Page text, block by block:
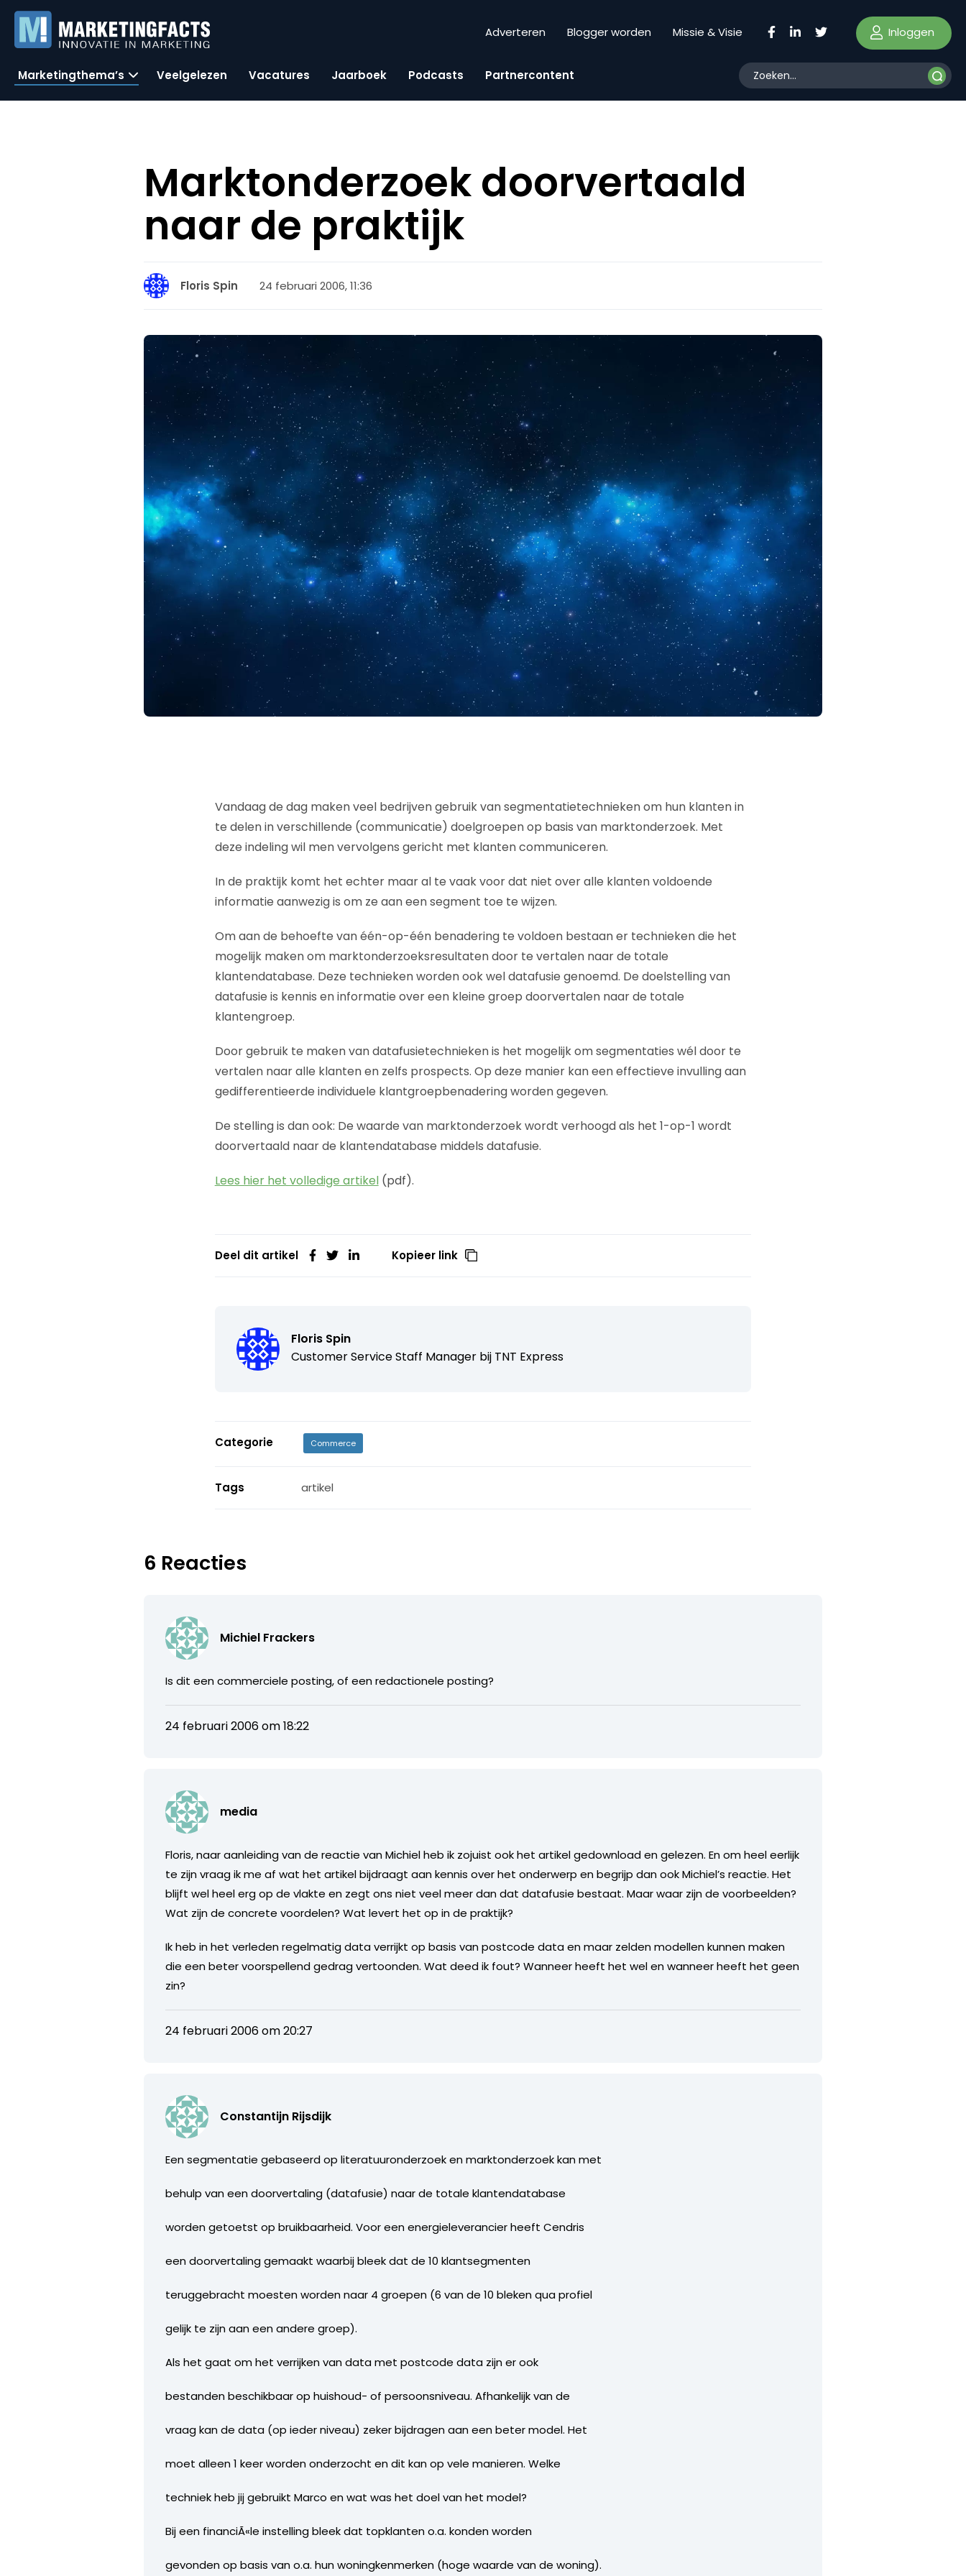
Adverteren Blogger worden Missie & Visie Inloggen
Marketingthema’s Veelgelezen Vacatures Jaarboek Podcasts Partnercontent
Marktonderzoek doorvertaald
naar de praktijk
Floris Spin 24 februari 2006, 11:36
Vandaag de dag maken veel bedrijven gebruik van segmentatietechnieken om hun klanten in
te delen in verschillende (communicatie) doelgroepen op basis van marktonderzoek. Met
deze indeling wil men vervolgens gericht met klanten communiceren.
In de praktijk komt het echter maar al te vaak voor dat niet over alle klanten voldoende
informatie aanwezig is om ze aan een segment toe te wijzen.
Om aan de behoefte van één-op-één benadering te voldoen bestaan er technieken die het
mogelijk maken om marktonderzoeksresultaten door te vertalen naar de totale
klantendatabase. Deze technieken worden ook wel datafusie genoemd. De doelstelling van
datafusie is kennis en informatie over een kleine groep doorvertalen naar de totale
klantengroep.
Door gebruik te maken van datafusietechnieken is het mogelijk om segmentaties wél door te
vertalen naar alle klanten en zelfs prospects. Op deze manier kan een effectieve invulling aan
gedifferentieerde individuele klantgroepbenadering worden gegeven.
De stelling is dan ook: De waarde van marktonderzoek wordt verhoogd als het 1-op-1 wordt
doorvertaald naar de klantendatabase middels datafusie.
Lees hier het volledige artikel(pdf).
Deel dit artikel Kopieer link
Floris Spin
Customer Service Staff Manager bij TNT Express
Categorie Commerce
Tags artikel
6 Reacties
Michiel Frackers
Is dit een commerciele posting, of een redactionele posting?
24 februari 2006 om 18:22
media
Floris, naar aanleiding van de reactie van Michiel heb ik zojuist ook het artikel gedownload en gelezen. En om heel eerlijk
te zijn vraag ik me af wat het artikel bijdraagt aan kennis over het onderwerp en begrijp dan ook Michiel’s reactie. Het
blijft wel heel erg op de vlakte en zegt ons niet veel meer dan dat datafusie bestaat. Maar waar zijn de voorbeelden?
Wat zijn de concrete voordelen? Wat levert het op in de praktijk?
Ik heb in het verleden regelmatig data verrijkt op basis van postcode data en maar zelden modellen kunnen maken
die een beter voorspellend gedrag vertoonden. Wat deed ik fout? Wanneer heeft het wel en wanneer heeft het geen
zin?
24 februari 2006 om 20:27
Constantijn Rijsdijk
Een segmentatie gebaseerd op literatuuronderzoek en marktonderzoek kan met
behulp van een doorvertaling (datafusie) naar de totale klantendatabase
worden getoetst op bruikbaarheid. Voor een energieleverancier heeft Cendris
een doorvertaling gemaakt waarbij bleek dat de 10 klantsegmenten
teruggebracht moesten worden naar 4 groepen (6 van de 10 bleken qua profiel
gelijk te zijn aan een andere groep).
Als het gaat om het verrijken van data met postcode data zijn er ook
bestanden beschikbaar op huishoud- of persoonsniveau. Afhankelijk van de
vraag kan de data (op ieder niveau) zeker bijdragen aan een beter model. Het
moet alleen 1 keer worden onderzocht en dit kan op vele manieren. Welke
techniek heb jij gebruikt Marco en wat was het doel van het model?
Bij een financiÃ«le instelling bleek dat topklanten o.a. konden worden
gevonden op basis van o.a. hun woningkenmerken (hoge waarde van de woning).